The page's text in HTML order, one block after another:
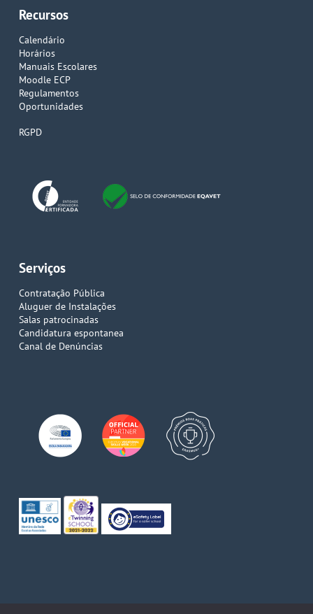
Recursos
Calendário
Horários
Manuais Escolares
Moodle ECP
Regulamentos
Oportunidades
RGPD
Serviços
Contratação Pública
Aluguer de Instalações
Salas patrocinadas
Candidatura espontanea
Canal de Denúncias